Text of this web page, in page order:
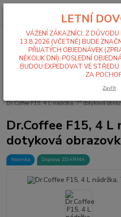
Dr.Coffee F15, 4 L nádržka, 7" dotyková
Dr.Coffee F15, 4 L
dotyková
Novinka Doprava ZDARMA
LETNÍ
VÁŽENÍ ZÁKAZNÍCI, Z
13.8.2026 (VČETNĚ) BUDE
PŘIJATÝCH OBJEDNÁVEK
NĚKOLIK DNÍ). POSLEDNÍ
BUDOU EXPEDOVAT VE
ZA
Zavřít